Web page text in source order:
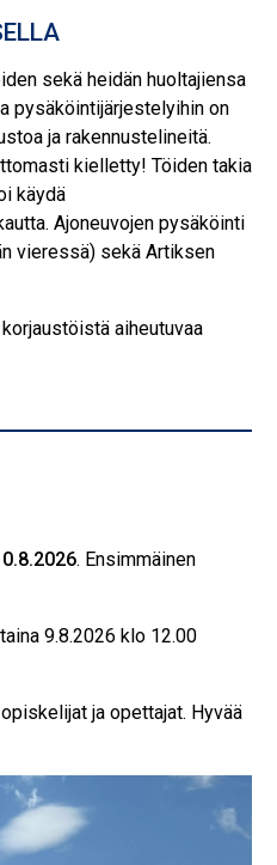
sekä heidän huoltajiensa
pysäköintijärjestelyihin on
ja rakennustelineitä.
kielletty! Töiden takia
käydä
Ajoneuvojen pysäköinti
vieressä) sekä Artiksen
aiheutuvaa
. Ensimmäinen
9.8.2026 klo 12.00
ja opettajat. Hyvää